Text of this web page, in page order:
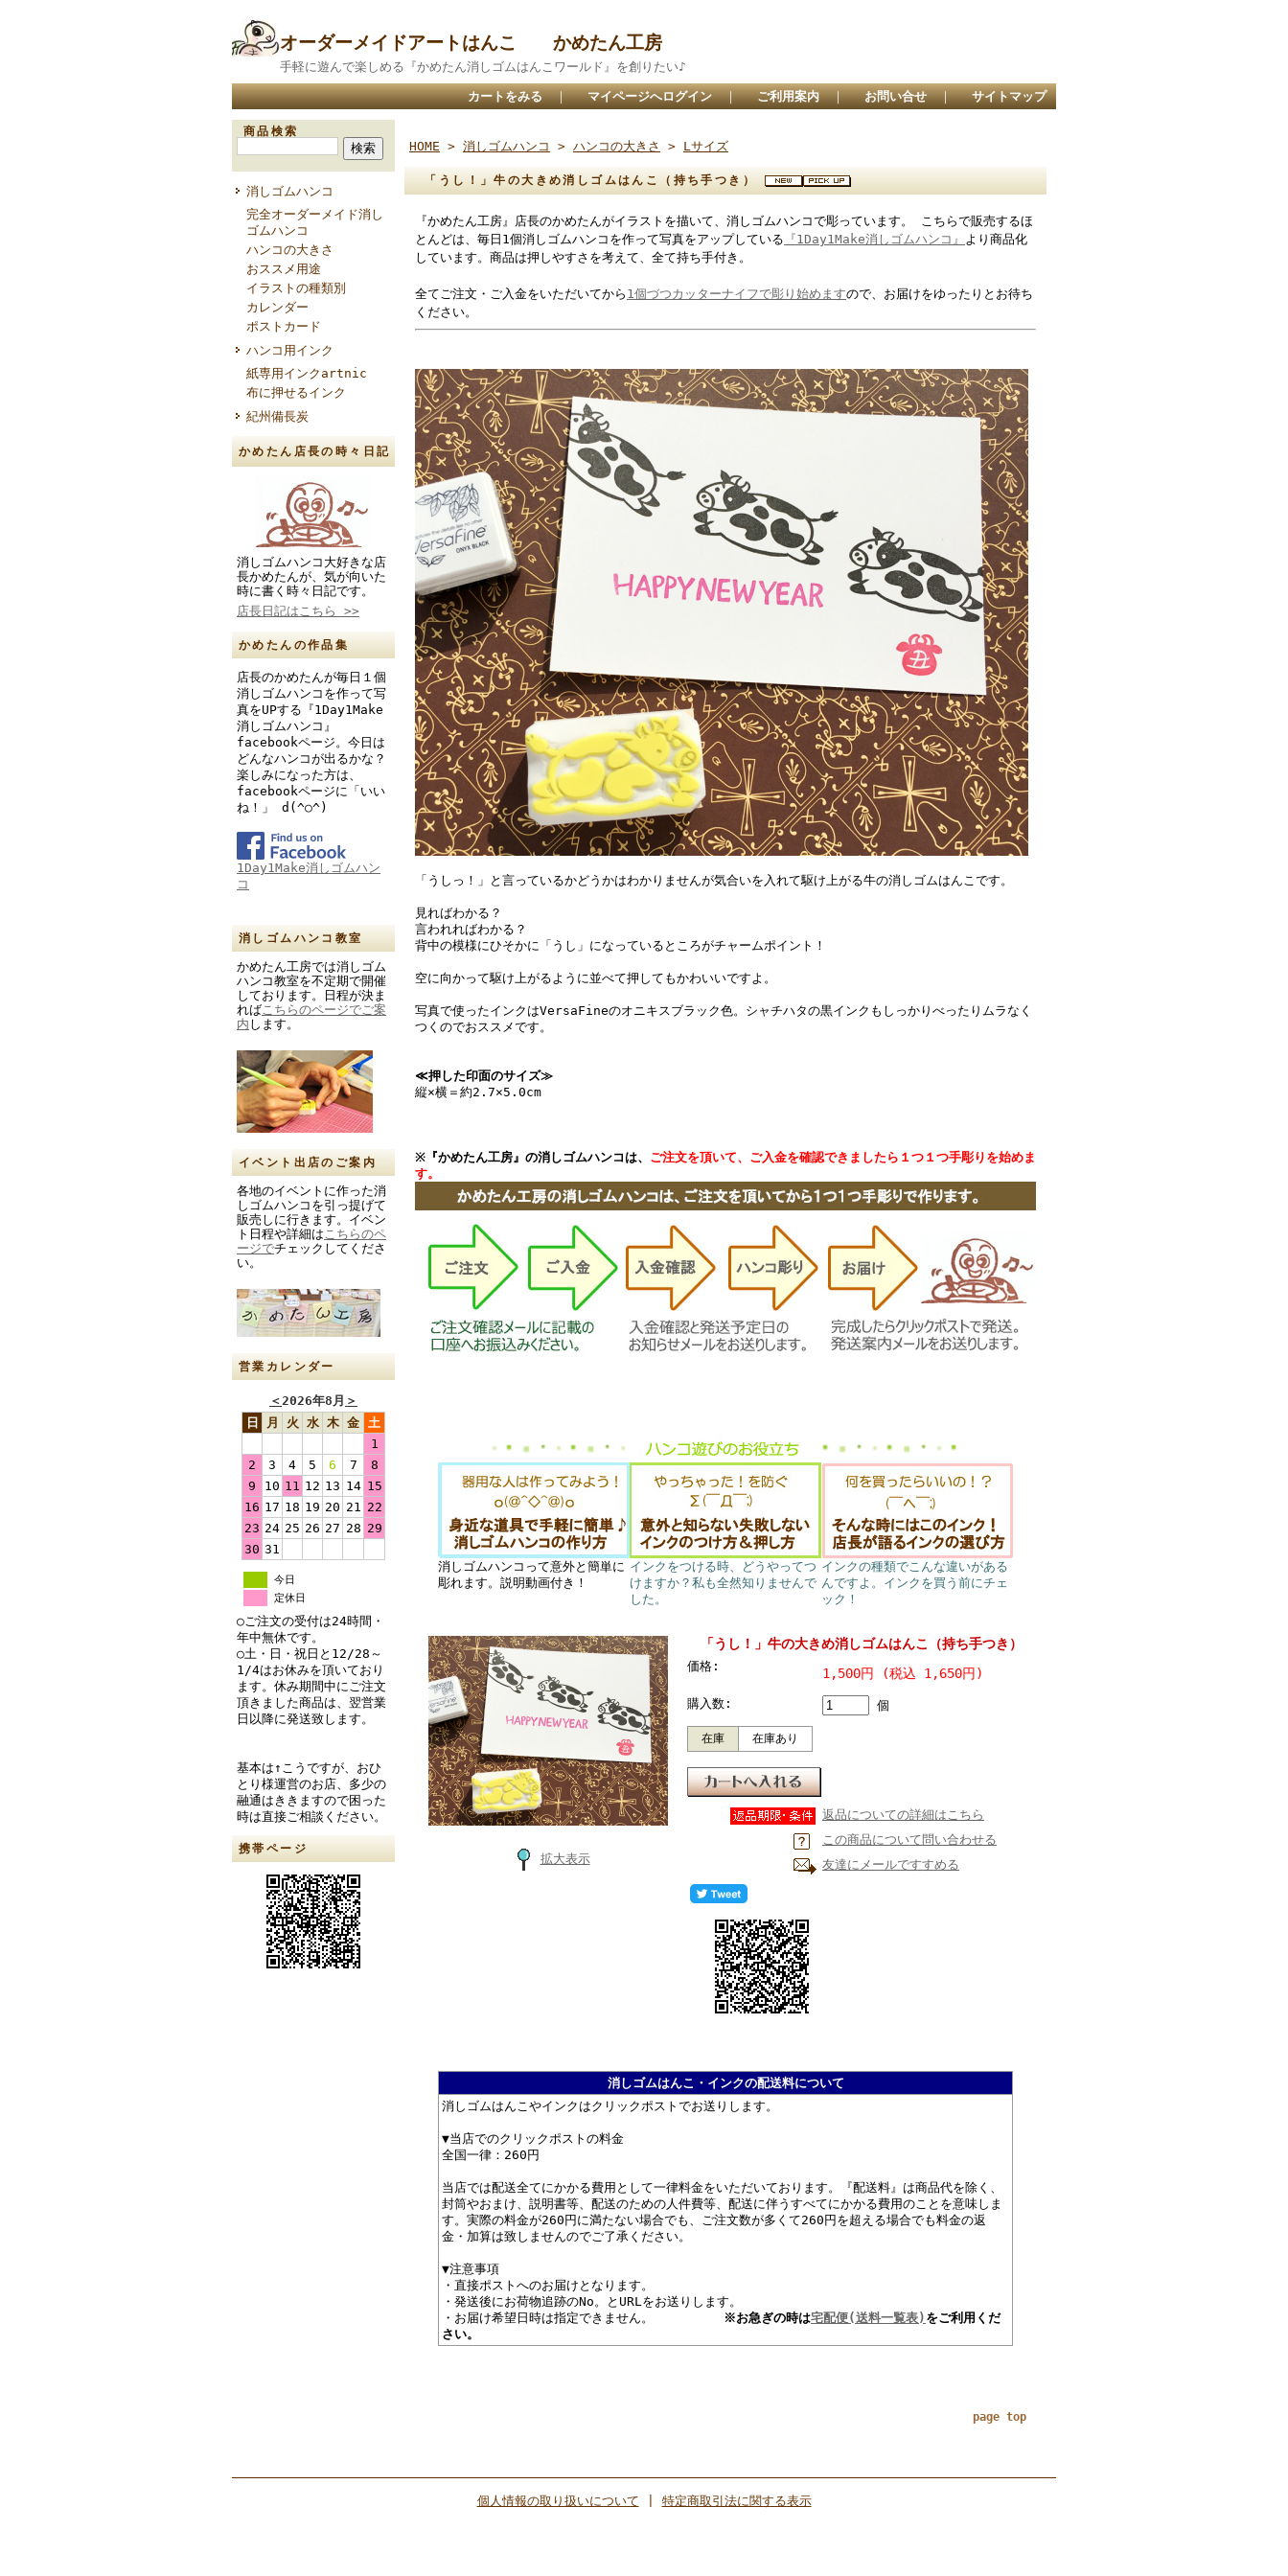
オーダーメイドアートはんこ かめたん工房
手軽に遊んで楽しめる『かめたん消しゴムはんこワールド』を創りたい♪
カートをみる ｜ マイページへログイン ｜ ご利用案内 ｜ お問い合せ ｜ サイトマップ
商品検索
消しゴムハンコ
完全オーダーメイド消し
ゴムハンコ
ハンコの大きさ
おススメ用途
イラストの種類別
カレンダー
ポストカード
ハンコ用インク
紙専用インクartnic
布に押せるインク
紀州備長炭
かめたん店長の時々日記
消しゴムハンコ大好きな店
長かめたんが、気が向いた
時に書く時々日記です。
店長日記はこちら >>
かめたんの作品集
店長のかめたんが毎日１個
消しゴムハンコを作って写
真をUPする『1Day1Make
消しゴムハンコ』
facebookページ。今日は
どんなハンコが出るかな？
楽しみになった方は、
facebookページに「いい
ね！」 d(^○^)
1Day1Make消しゴムハン
コ
消しゴムハンコ教室
かめたん工房では消しゴム
ハンコ教室を不定期で開催
しております。日程が決ま
ればこちらのページでご案
内 します。
イベント出店のご案内
各地のイベントに作った消
しゴムハンコを引っ提げて
販売しに行きます。イベン
ト日程や詳細はこちらのペ
ージでチェックしてくださ
い。
営業カレンダー
＜2026年8月 ＞
日
月 火 水 木 金 土
1
2
3 4 5 6 7
8
9
10 11 12 13 14 15
16 17 18 19 20 21 22
23 24 25 26 27 28 29
30 31
今日
定休日
○ご注文の受付は24時間・
年中無休です。
○土・日・祝日と12/28～
1/4はお休みを頂いており
ます。休み期間中にご注文
頂きました商品は、翌営業
日以降に発送致します。
基本は↑こうですが、おひ
とり様運営のお店、多少の
融通はききますので困った
時は直接ご相談ください。
携帯ページ
HOME > 消しゴムハンコ > ハンコの大きさ > Lサイズ
「うし！」牛の大きめ消しゴムはんこ（持ち手つき）
『かめたん工房』店長のかめたんがイラストを描いて、消しゴムハンコで彫っています。 こちらで販売するほ
とんどは、毎日1個消しゴムハンコを作って写真をアップしている 『1Day1Make消しゴムハンコ』
より商品化
しています。商品は押しやすさを考えて、全て持ち手付き。
全てご注文・ご入金をいただいてから 1個づつカッターナイフで彫り始めますので、お届けをゆったりとお待ち
ください。
「うしっ！」と言っているかどうかはわかりませんが気合いを入れて駆け上がる牛の消しゴムはんこです。
見ればわかる？
言われればわかる？
背中の模様にひそかに「うし」になっているところがチャームポイント！
空に向かって駆け上がるように並べて押してもかわいいですよ。
写真で使ったインクはVersaFineのオニキスブラック色。シャチハタの黒インクもしっかりべったりムラなく
つくのでおススメです。
≪押した印面のサイズ≫
縦×横＝約2.7×5.0cm
※『かめたん工房』の消しゴムハンコは、 ご注文を頂いて、ご入金を確認できましたら１つ１つ手彫りを始めま
す。
消しゴムハンコって意外と簡単に
彫れます。説明動画付き！
インクをつける時、どうやってつ
けますか？私も全然知りませんで
した。
インクの種類でこんな違いがある
んですよ。インクを買う前にチェ
ック！
拡大表示
「うし！」牛の大きめ消しゴムはんこ（持ち手つき）
価格: 1,500円 (税込 1,650円)
購入数: 個
在庫 在庫あり
返品についての詳細はこちら
この商品について問い合わせる
友達にメールですすめる
消しゴムはんこ・インクの配送料について
消しゴムはんこやインクはクリックポストでお送りします。
▼当店でのクリックポストの料金
全国一律：260円
当店では配送全てにかかる費用として一律料金をいただいております。『配送料』は商品代を除く、
封筒やおまけ、説明書等、配送のための人件費等、配送に伴うすべてにかかる費用のことを意味しま
す。実際の料金が260円に満たない場合でも、ご注文数が多くて260円を超える場合でも料金の返
金・加算は致しませんのでご了承ください。
▼注意事項
・直接ポストへのお届けとなります。
・発送後にお荷物追跡のNo。とURLをお送りします。
・お届け希望日時は指定できません。
※お急ぎの時は宅配便(送料一覧表) をご利用くだ
さい。
page top
個人情報の取り扱いについて 特定商取引法に関する表示